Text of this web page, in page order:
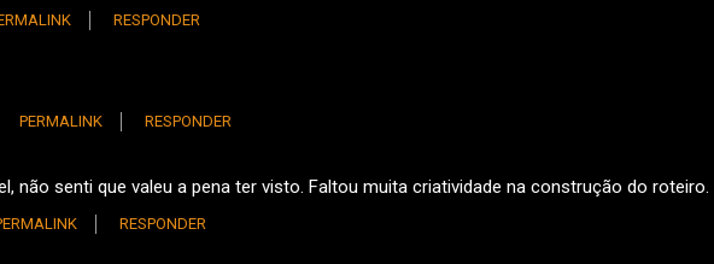
RESPONDER
PERMALINK RESPONDER
não senti que valeu a pena ter visto. Faltou muita criatividade na construção do roteiro.
RESPONDER